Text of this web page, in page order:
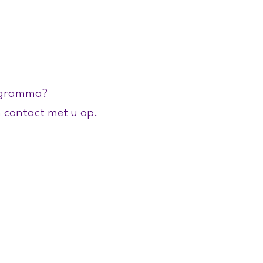
contact met u op.